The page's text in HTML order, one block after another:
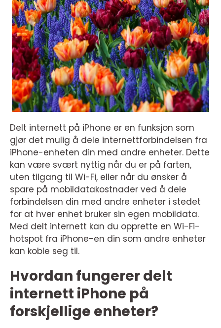
Delt internett på iPhone er en funksjon som
gjør det mulig å dele internettforbindelsen fra
iPhone-enheten din med andre enheter. Dette
kan være svært nyttig når du er på farten,
uten tilgang til Wi-Fi, eller når du ønsker å
spare på mobildatakostnader ved å dele
forbindelsen din med andre enheter i stedet
for at hver enhet bruker sin egen mobildata.
Med delt internett kan du opprette en Wi-Fi-
hotspot fra iPhone-en din som andre enheter
kan koble seg til.
Hvordan fungerer delt
internett iPhone på
forskjellige enheter?